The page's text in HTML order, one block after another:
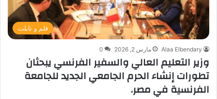
قلم و تابلت
Alaa Elbendary مارس 2, 2026 0
وزير التعليم العالي والسفير الفرنسي يبحثان
تطورات إنشاء الحرم الجامعي الجديد للجامعة
الفرنسية في مصر.